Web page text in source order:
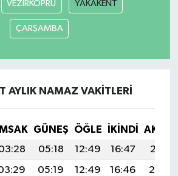
VEZİRKÖPRÜ YAKAKENT
ÇARŞAMBA
AYLIK NAMAZ VAKITLERI
İMSAK GÜNEŞ ÖĞLE İKINDI
05:18 12:49 16:47
20:11
05:19 12:49 16:46
20:10